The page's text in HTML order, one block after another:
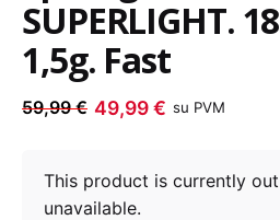
SUPERLIGHT.
1,5g. Fast
59,99€
Anksčiau
buvo:
59,99 €.
49,99€
Dabartinė
yra:
49,99 €.
su PVM
This product is currently
unavailable.